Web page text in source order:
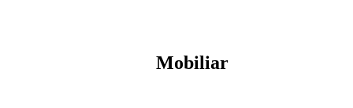
Mobiliar